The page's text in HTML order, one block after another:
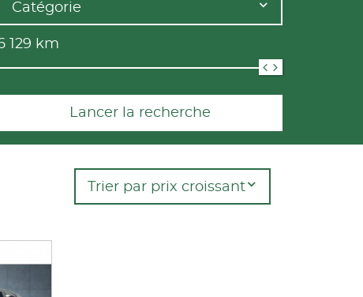
Catégorie
129 km
Lancer la recherche
Trier par prix croissant